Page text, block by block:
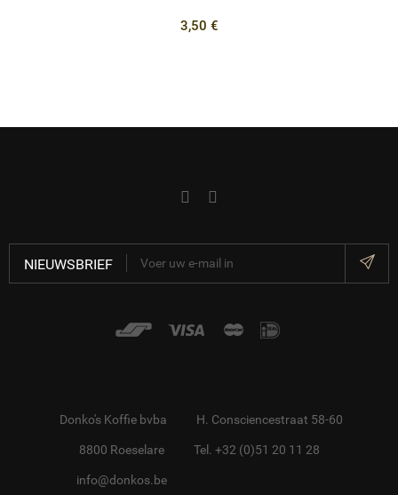
3,50 €
NIEUWSBRIEF
Donko's Koffie bvba H. Consciencestraat 58-60
8800 Roeselare Tel. +32 (0)51 20 11 28
info@donkos.be